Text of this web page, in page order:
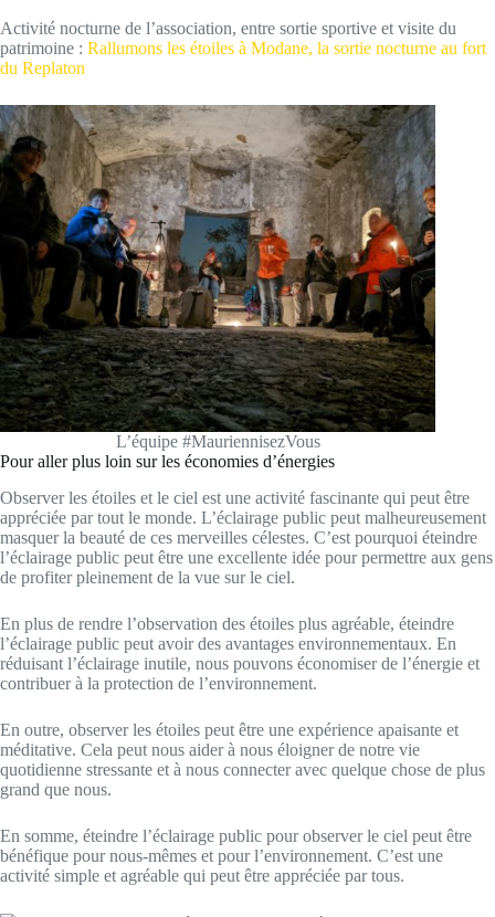
Activité nocturne de l’association, entre sortie sportive et visite du
patrimoine : Rallumons les étoiles à Modane, la sortie nocturne au fort
du Replaton
L’équipe #MauriennisezVous
Pour aller plus loin sur les économies d’énergies
Observer les étoiles et le ciel est une activité fascinante qui peut être
appréciée par tout le monde. L’éclairage public peut malheureusement
masquer la beauté de ces merveilles célestes. C’est pourquoi éteindre
l’éclairage public peut être une excellente idée pour permettre aux gens
de profiter pleinement de la vue sur le ciel.
En plus de rendre l’observation des étoiles plus agréable, éteindre
l’éclairage public peut avoir des avantages environnementaux. En
réduisant l’éclairage inutile, nous pouvons économiser de l’énergie et
contribuer à la protection de l’environnement.
En outre, observer les étoiles peut être une expérience apaisante et
méditative. Cela peut nous aider à nous éloigner de notre vie
quotidienne stressante et à nous connecter avec quelque chose de plus
grand que nous.
En somme, éteindre l’éclairage public pour observer le ciel peut être
bénéfique pour nous-mêmes et pour l’environnement. C’est une
activité simple et agréable qui peut être appréciée par tous.